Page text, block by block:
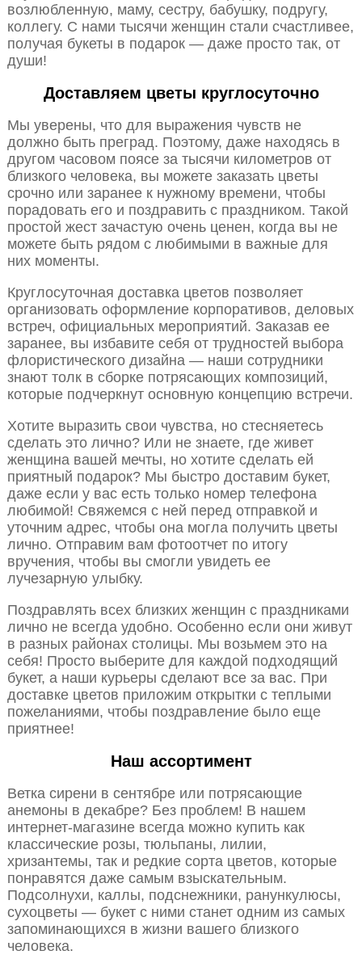
возлюбленную, маму, сестру, бабушку, подругу,
коллегу. С нами тысячи женщин стали счастливее,
получая букеты в подарок — даже просто так, от
души!
Доставляем цветы круглосуточно
Мы уверены, что для выражения чувств не
должно быть преград. Поэтому, даже находясь в
другом часовом поясе за тысячи километров от
близкого человека, вы можете заказать цветы
срочно или заранее к нужному времени, чтобы
порадовать его и поздравить с праздником. Такой
простой жест зачастую очень ценен, когда вы не
можете быть рядом с любимыми в важные для
них моменты.
Круглосуточная доставка цветов позволяет
организовать оформление корпоративов, деловых
встреч, официальных мероприятий. Заказав ее
заранее, вы избавите себя от трудностей выбора
флористического дизайна — наши сотрудники
знают толк в сборке потрясающих композиций,
которые подчеркнут основную концепцию встречи.
Хотите выразить свои чувства, но стесняетесь
сделать это лично? Или не знаете, где живет
женщина вашей мечты, но хотите сделать ей
приятный подарок? Мы быстро доставим букет,
даже если у вас есть только номер телефона
любимой! Свяжемся с ней перед отправкой и
уточним адрес, чтобы она могла получить цветы
лично. Отправим вам фотоотчет по итогу
вручения, чтобы вы смогли увидеть ее
лучезарную улыбку.
Поздравлять всех близких женщин с праздниками
лично не всегда удобно. Особенно если они живут
в разных районах столицы. Мы возьмем это на
себя! Просто выберите для каждой подходящий
букет, а наши курьеры сделают все за вас. При
доставке цветов приложим открытки с теплыми
пожеланиями, чтобы поздравление было еще
приятнее!
Наш ассортимент
Ветка сирени в сентябре или потрясающие
анемоны в декабре? Без проблем! В нашем
интернет-магазине всегда можно купить как
классические розы, тюльпаны, лилии,
хризантемы, так и редкие сорта цветов, которые
понравятся даже самым взыскательным.
Подсолнухи, каллы, подснежники, ранункулюсы,
сухоцветы — букет с ними станет одним из самых
запоминающихся в жизни вашего близкого
человека.